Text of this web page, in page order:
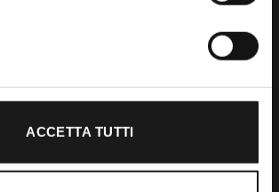
ACCETTA TUTTI